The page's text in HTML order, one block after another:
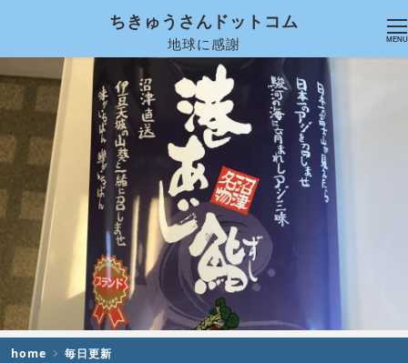
ちきゅうさんドットコム
地球に感謝 MENU
home 毎日更新